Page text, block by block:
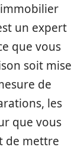
un expert
que vous
soit mise
de
les
que vous
de mettre